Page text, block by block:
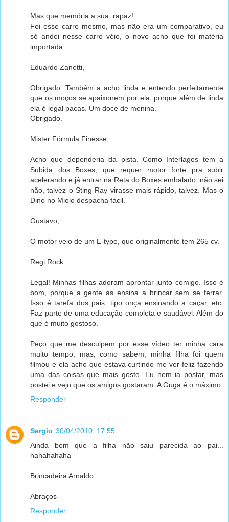
Mas que memória a sua, rapaz!
Foi esse carro mesmo, mas não era um comparativo, eu
só andei nesse carro véio, o novo acho que foi matéria
importada.
Eduardo Zanetti,
Obrigado. Também a acho linda e entendo perfeitamente
que os moços se apaixonem por ela, porque além de linda
ela é legal pacas. Um doce de menina.
Obrigado.
Mister Fórmula Finesse,
Acho que dependeria da pista. Como Interlagos tem a
Subida dos Boxes, que requer motor forte pra subir
acelerando e já entrar na Reta do Boxes embalado, não sei
não, talvez o Sting Ray virasse mais rápido, talvez. Mas o
Dino no Miolo despacha fácil.
Gustavo,
O motor veio de um E-type, que originalmente tem 265 cv.
Regi Rock
Legal! Minhas filhas adoram aprontar junto comigo. Isso é
bom, porque a gente as ensina a brincar sem se ferrar.
Isso é tarefa dos pais, tipo onça ensinando a caçar, etc.
Faz parte de uma educação completa e saudável. Além do
que é muito gostoso.
Peço que me desculpem por esse vídeo ter minha cara
muito tempo, mas, como sabem, minha filha foi quem
filmou e ela acho que estava curtindo me ver feliz fazendo
uma das coisas que mais gosto. Eu nem ia postar, mas
postei e vejo que os amigos gostaram. A Guga é o máximo.
Responder
Sergio 30/04/2010, 17:55
Ainda bem que a filha não saiu parecida ao pai...
hahahahaha
Brincadeira Arnaldo...
Abraços
Responder